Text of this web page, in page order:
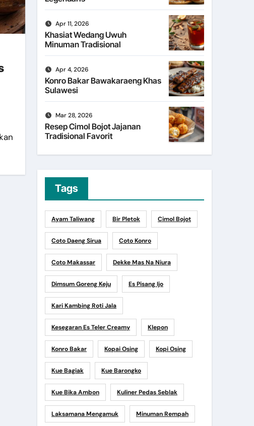
Apr 11, 2026
Khasiat Wedang Uwuh
Minuman Tradisional
Apr 4, 2026
Konro Bakar Bawakaraeng Khas
Sulawesi
Mar 28, 2026
Resep Cimol Bojot Jajanan
Tradisional Favorit
Tags
Ayam Taliwang Bir Pletok Cimol Bojot
Coto Daeng Sirua Coto Konro
Coto Makassar Dekke Mas Na Niura
Dimsum Goreng Keju Es Pisang Ijo
Kari Kambing Roti Jala
Kesegaran Es Teler Creamy Klepon
Konro Bakar Kopai Osing Kopi Osing
Kue Bagiak Kue Barongko
Kue Bika Ambon Kuliner Pedas Seblak
Laksamana Mengamuk Minuman Rempah